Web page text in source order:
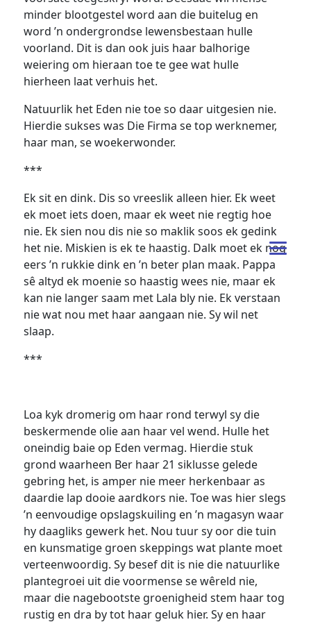
minder blootgestel word aan die buitelug en
word ’n ondergrondse lewensbestaan hulle
voorland. Dit is dan ook juis haar balhorige
weiering om hieraan toe te gee wat hulle
hierheen laat verhuis het.
Natuurlik het Eden nie toe so daar uitgesien nie.
Hierdie sukses was Die Firma se top werknemer,
haar man, se woekerwonder.
***
Ek sit en dink. Dis so vreeslik alleen hier. Ek weet
ek moet iets doen, maar ek weet nie regtig hoe
nie. Ek sien nou dis nie so maklik soos ek gedink
het nie. Miskien is ek te haastig. Dalk moet ek nog
eers ’n rukkie dink en ’n beter plan maak. Pappa
sê altyd ek moenie so haastig wees nie, maar ek
kan nie langer saam met Lala bly nie. Ek verstaan
nie wat nou met haar aangaan nie. Sy wil net
slaap.
***
Loa kyk dromerig om haar rond terwyl sy die
beskermende olie aan haar vel wend. Hulle het
oneindig baie op Eden vermag. Hierdie stuk
grond waarheen Ber haar 21 siklusse gelede
gebring het, is amper nie meer herkenbaar as
daardie lap dooie aardkors nie. Toe was hier slegs
’n eenvoudige opslagskuiling en ’n magasyn waar
hy daagliks gewerk het. Nou tuur sy oor die tuin
en kunsmatige groen skeppings wat plante moet
verteenwoordig. Sy besef dit is nie die natuurlike
plantegroei uit die voormense se wêreld nie,
maar die nagebootste groenigheid stem haar tog
rustig en dra by tot haar geluk hier. Sy en haar